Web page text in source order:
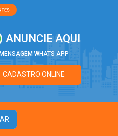
ANUNCIE AQUI
MENSAGEM WHATS APP
CADASTRO ONLINE